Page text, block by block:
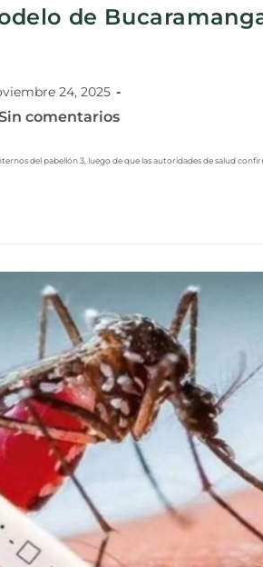
de
24, 2025
comentarios
del pabellón 3, luego de que las autoridades de salud